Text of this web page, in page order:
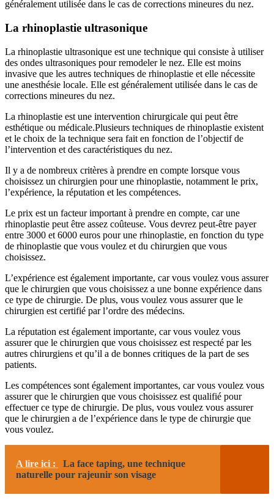
généralement utilisée dans le cas de corrections mineures du nez.
La rhinoplastie ultrasonique
La rhinoplastie ultrasonique est une technique qui consiste à utiliser
des ondes ultrasoniques pour remodeler le nez. Elle est moins
invasive que les autres techniques de rhinoplastie et elle nécessite
une anesthésie locale. Elle est généralement utilisée dans le cas de
corrections mineures du nez.
La rhinoplastie est une intervention chirurgicale qui peut être
esthétique ou médicale.Plusieurs techniques de rhinoplastie existent
et le choix de la technique sera fait en fonction de l’objectif de
l’intervention et des caractéristiques du nez.
Il y a de nombreux critères à prendre en compte lorsque vous
choisissez un chirurgien pour une rhinoplastie, notamment le prix,
l’expérience, la réputation et les compétences.
Le prix est un facteur important à prendre en compte, car une
rhinoplastie peut être assez coûteuse. Vous devrez peut-être payer
entre 3000 et 6000 euros pour une rhinoplastie, en fonction du type
de rhinoplastie que vous voulez et du chirurgien que vous
choisissez.
L’expérience est également importante, car vous voulez vous assurer
que le chirurgien que vous choisissez a une bonne expérience dans
ce type de chirurgie. De plus, vous voulez vous assurer que le
chirurgien est certifié par l’ordre des médecins.
La réputation est également importante, car vous voulez vous
assurer que le chirurgien que vous choisissez est respecté par les
autres chirurgiens et qu’il a de bonnes critiques de la part de ses
patients.
Les compétences sont également importantes, car vous voulez vous
assurer que le chirurgien que vous choisissez est qualifié pour
effectuer ce type de chirurgie. De plus, vous voulez vous assurer
que le chirurgien a de l’expérience dans le type de chirurgie que
vous voulez.
A lire ici :
La face taping, une technique
naturelle pour rajeunir son visage